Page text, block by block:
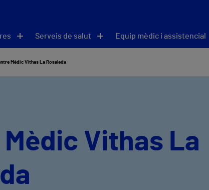
Serveis de salut Equip mèdic i assistencial
Mèdic Vithas La Rosaleda
Vithas La